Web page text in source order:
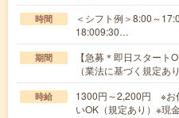
時間
＜シフト例＞8:00～
18:009:30…
期間
【急募＊即日スタート
（業法に基づく規定あり
時給
1300円～2,200円 ※お
いOK（規定あり）※現